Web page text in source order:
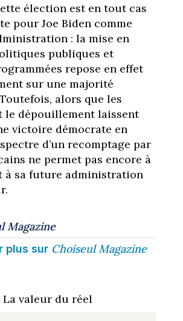
élection est en tout cas
pour Joe Biden comme
: la mise en
publiques et
repose en effet
sur une majorité
alors que les
le dépouillement laissent
victoire démocrate en
d’un recomptage par
ne permet pas encore à
à sa future administration
Magazine
plus sur Choiseul Magazine
La valeur du réel